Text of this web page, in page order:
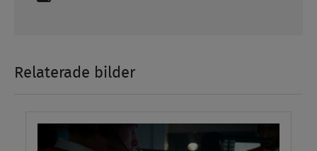
Relaterade bilder